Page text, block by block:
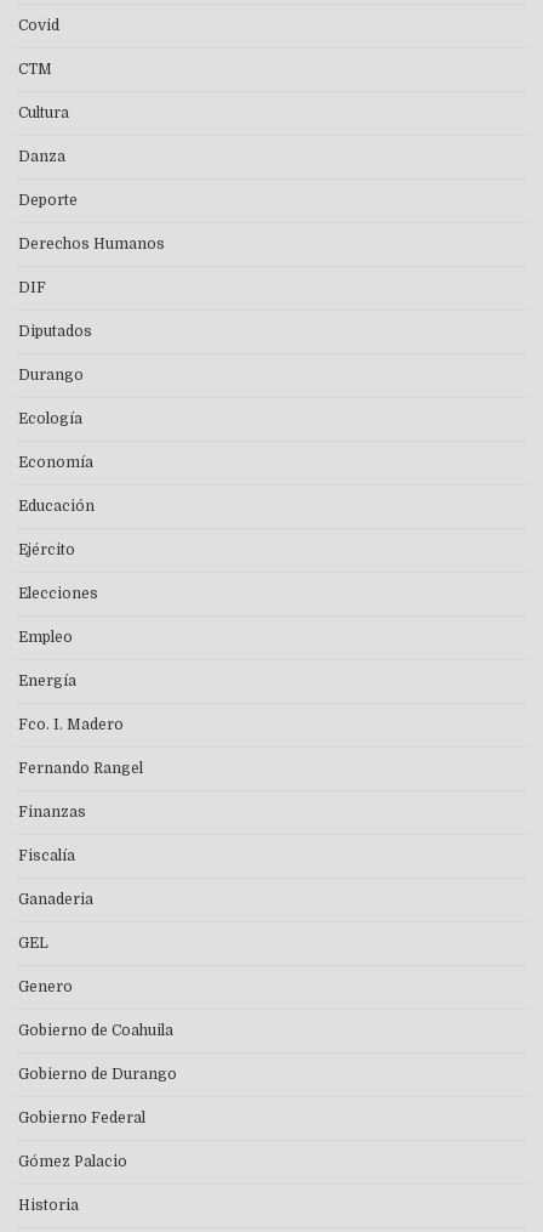
Covid
CTM
Cultura
Danza
Deporte
Derechos Humanos
DIF
Diputados
Durango
Ecología
Economía
Educación
Ejército
Elecciones
Empleo
Energía
Fco. I. Madero
Fernando Rangel
Finanzas
Fiscalía
Ganaderia
GEL
Genero
Gobierno de Coahuila
Gobierno de Durango
Gobierno Federal
Gómez Palacio
Historia